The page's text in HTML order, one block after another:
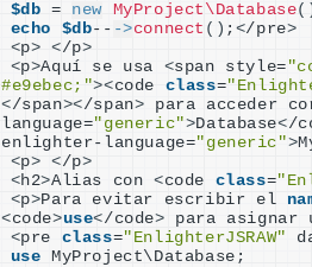
$db = new MyProject\Database
echo
$db-- ->connect () ; </pre>
<p> </p>
<p>Aquí se usa <span style=
#e9ebec;"><code class=
</span></span> para acceder
language="generic">Database</
enlighter-language="generic">
<p> </p>
<h2>Alias con <code class=
<p>Para evitar escribir el
<code>use</code> para asignar
<pre class="EnlighterJSRAW"
use MyProject\Database;